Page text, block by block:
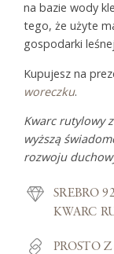
na bazie wody
tego, że użyte
gospodarki
Kupujesz na
woreczku.
Kwarc rutylowy
wyższą
rozwoju
SREBRO
KWARC
PROSTO